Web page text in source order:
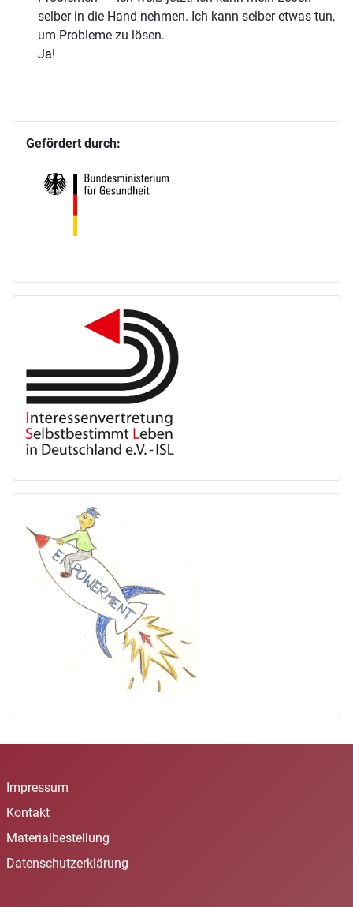
selber in die Hand nehmen. Ich kann selber etwas tun,
um Probleme zu lösen.
Ja!
Gefördert durch:
Impressum
Kontakt
Materialbestellung
Datenschutzerklärung